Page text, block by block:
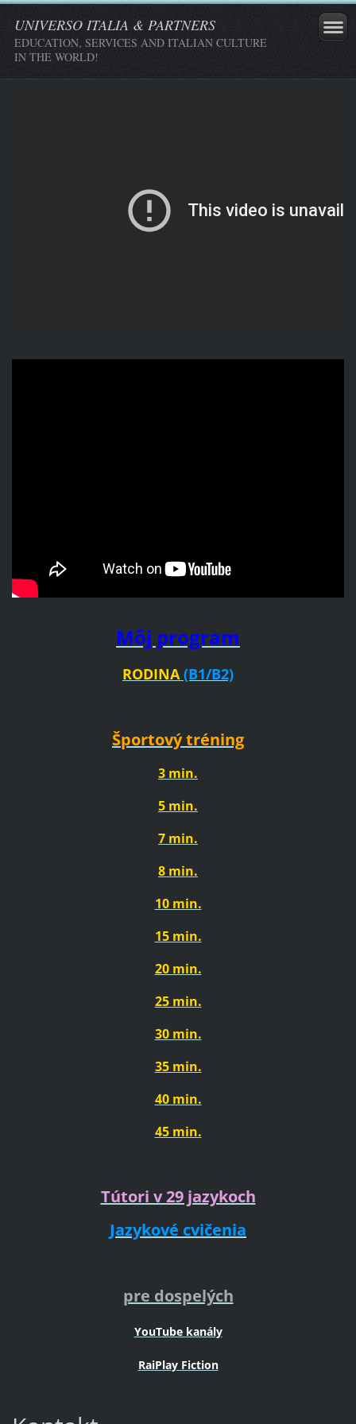
UNIVERSO ITALIA & PARTNERS
EDUCATION, SERVICES AND ITALIAN CULTURE
IN THE WORLD!
Môj program
RODINA(B1/B2)
Športový tréning
3 min.
5 min.
7 min.
8 min.
10 min.
15 min.
20 min.
25 min.
30 min.
35 min.
40 min.
45 min.
Tútori v 29 jazykoch
Jazykové cvičenia
pre dospelých
YouTube kanály
RaiPlay Fiction